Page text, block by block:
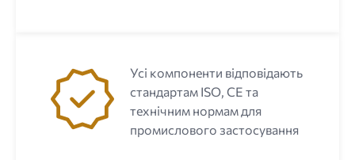
Усі компоненти відповідають
стандартам ISO, CE та
технічним нормам для
промислового застосування